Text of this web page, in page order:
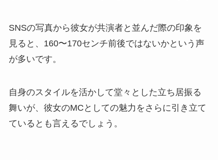
SNSの写真から彼女が共演者と並んだ際の印象を
見ると、160〜170センチ前後ではないかという声
が多いです。
自身のスタイルを活かして堂々とした立ち居振る
舞いが、彼女のMCとしての魅力をさらに引き立て
ているとも言えるでしょう。